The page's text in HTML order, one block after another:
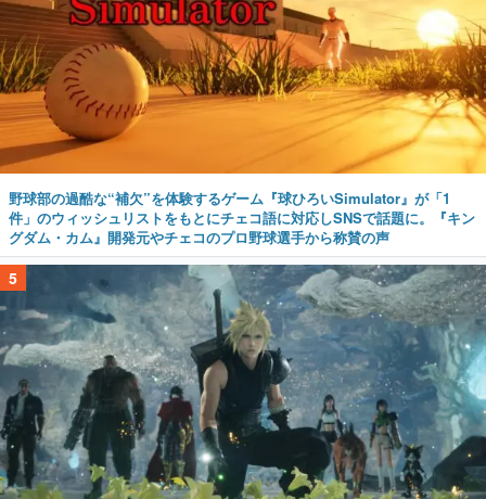
野球部の過酷な“補欠”を体験するゲーム『球ひろいSimulator』が「1
件」のウィッシュリストをもとにチェコ語に対応しSNSで話題に。『キン
グダム・カム』開発元やチェコのプロ野球選手から称賛の声
5